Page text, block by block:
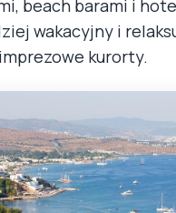
beach barami i
wakacyjny i
kurorty.